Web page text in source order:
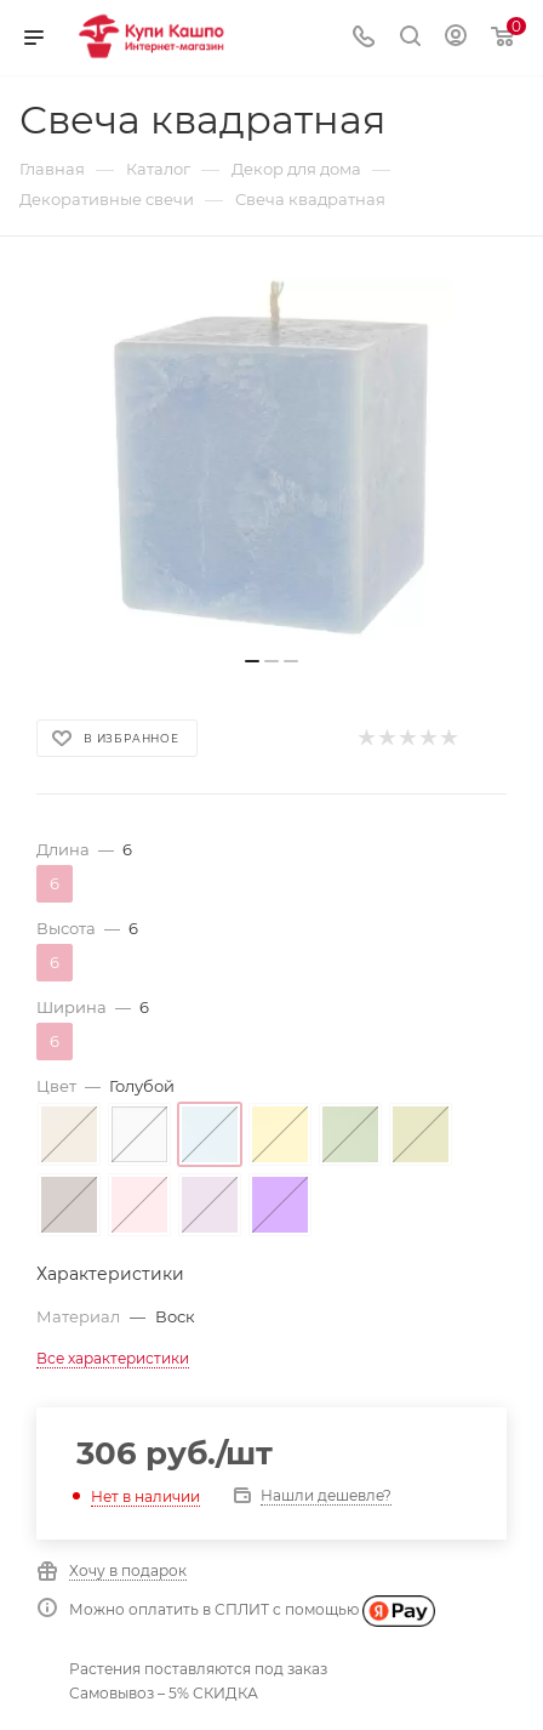
0
Свеча квадратная
Главная — Каталог — Декор для дома —
Декоративные свечи — Свеча квадратная
В ИЗБРАННОЕ
Длина — 6
6
Высота — 6
6
Ширина — 6
6
Цвет — Голубой
Характеристики
Материал — Воск
Все характеристики
306 руб./шт
Нет в наличии Нашли дешевле?
Хочу в подарок
Можно оплатить в СПЛИТ с помощью
Растения поставляются под заказ
Самовывоз – 5% СКИДКА